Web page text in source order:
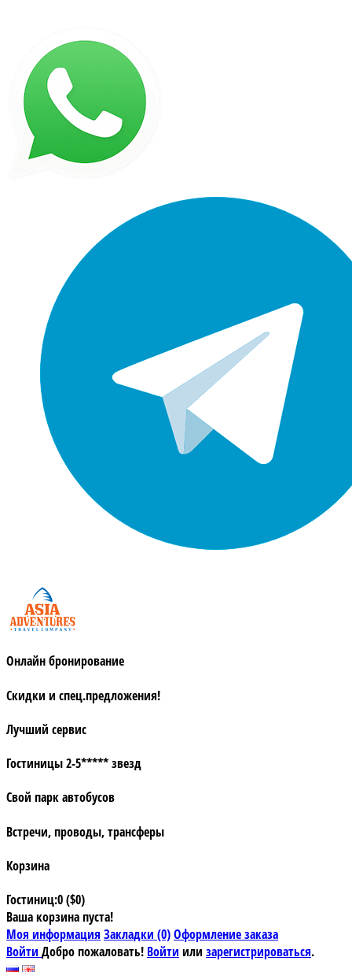
Онлайн бронирование
Скидки и спец.предложения!
Лучший сервис
Гостиницы 2-5***** звезд
Свой парк автобусов
Встречи, проводы, трансферы
Корзина
Гостиниц:0 ($0)
Ваша корзина пуста!
Моя информация Закладки (0)Оформление заказа
Войти Добро пожаловать! Войти или зарегистрироваться.